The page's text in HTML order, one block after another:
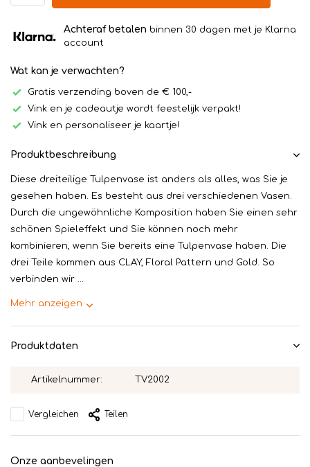
Achteraf betalen binnen 30 dagen met je Klarna
account
Wat kan je verwachten?
Gratis verzending boven de € 100,-
Vink en je cadeautje wordt feestelijk verpakt!
Vink en personaliseer je kaartje!
Produktbeschreibung
Diese dreiteilige Tulpenvase ist anders als alles, was Sie je
gesehen haben. Es besteht aus drei verschiedenen Vasen.
Durch die ungewöhnliche Komposition haben Sie einen sehr
schönen Spieleffekt und Sie können noch mehr
kombinieren, wenn Sie bereits eine Tulpenvase haben. Die
drei Teile kommen aus CLAY, Floral Pattern und Gold. So
verbinden wir ...
Mehr anzeigen
Produktdaten
Artikelnummer: TV2002
Vergleichen Teilen
Onze aanbevelingen